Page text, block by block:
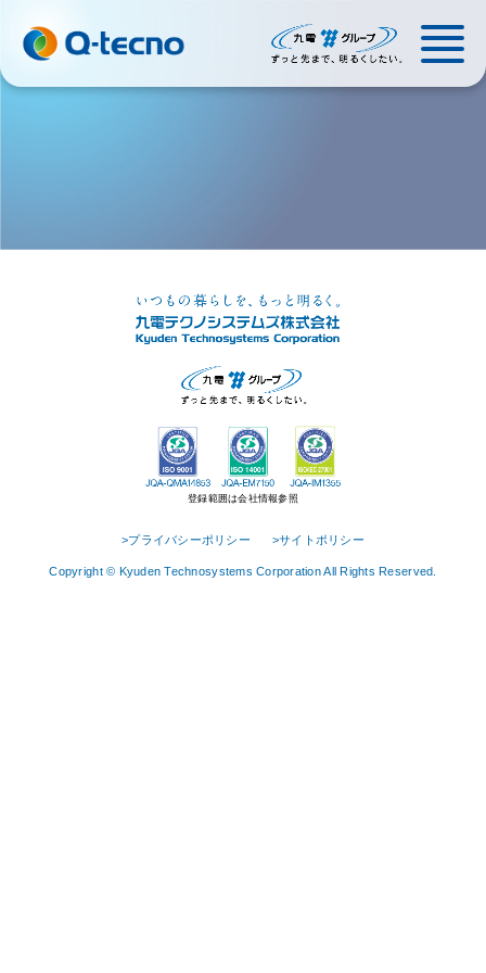
登録範囲は会社情報参照
>プライバシーポリシー >サイトポリシー
Copyright © Kyuden Technosystems Corporation All Rights Reserved.